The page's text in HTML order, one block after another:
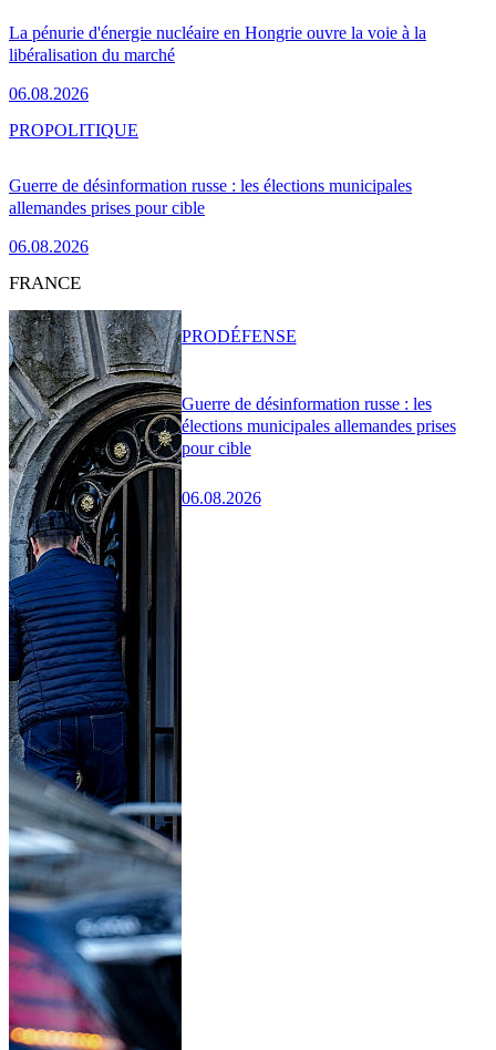
La pénurie d'énergie nucléaire en Hongrie ouvre la voie à la
libéralisation du marché
06.08.2026
Guerre de désinformation russe : les élections municipales
allemandes prises pour cible
06.08.2026
PROPOLITIQUE
FRANCE
Guerre de désinformation russe : les
élections municipales allemandes prises
pour cible
06.08.2026
PRODÉFENSE